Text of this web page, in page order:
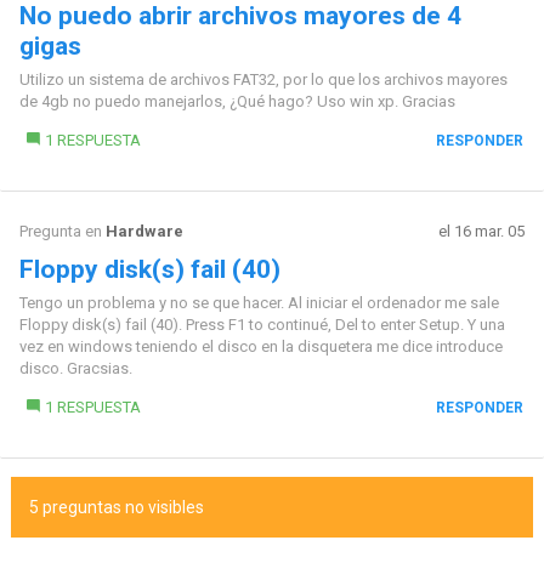
No puedo abrir archivos mayores de 4
gigas
Utilizo un sistema de archivos FAT32, por lo que los archivos mayores
de 4gb no puedo manejarlos, ¿Qué hago? Uso win xp. Gracias
1 RESPUESTA RESPONDER
Pregunta en Hardware el 16 mar. 05
Floppy disk(s) fail (40)
Tengo un problema y no se que hacer. Al iniciar el ordenador me sale
Floppy disk(s) fail (40). Press F1 to continué, Del to enter Setup. Y una
vez en windows teniendo el disco en la disquetera me dice introduce
disco. Gracsias.
1 RESPUESTA RESPONDER
5 preguntas no visibles